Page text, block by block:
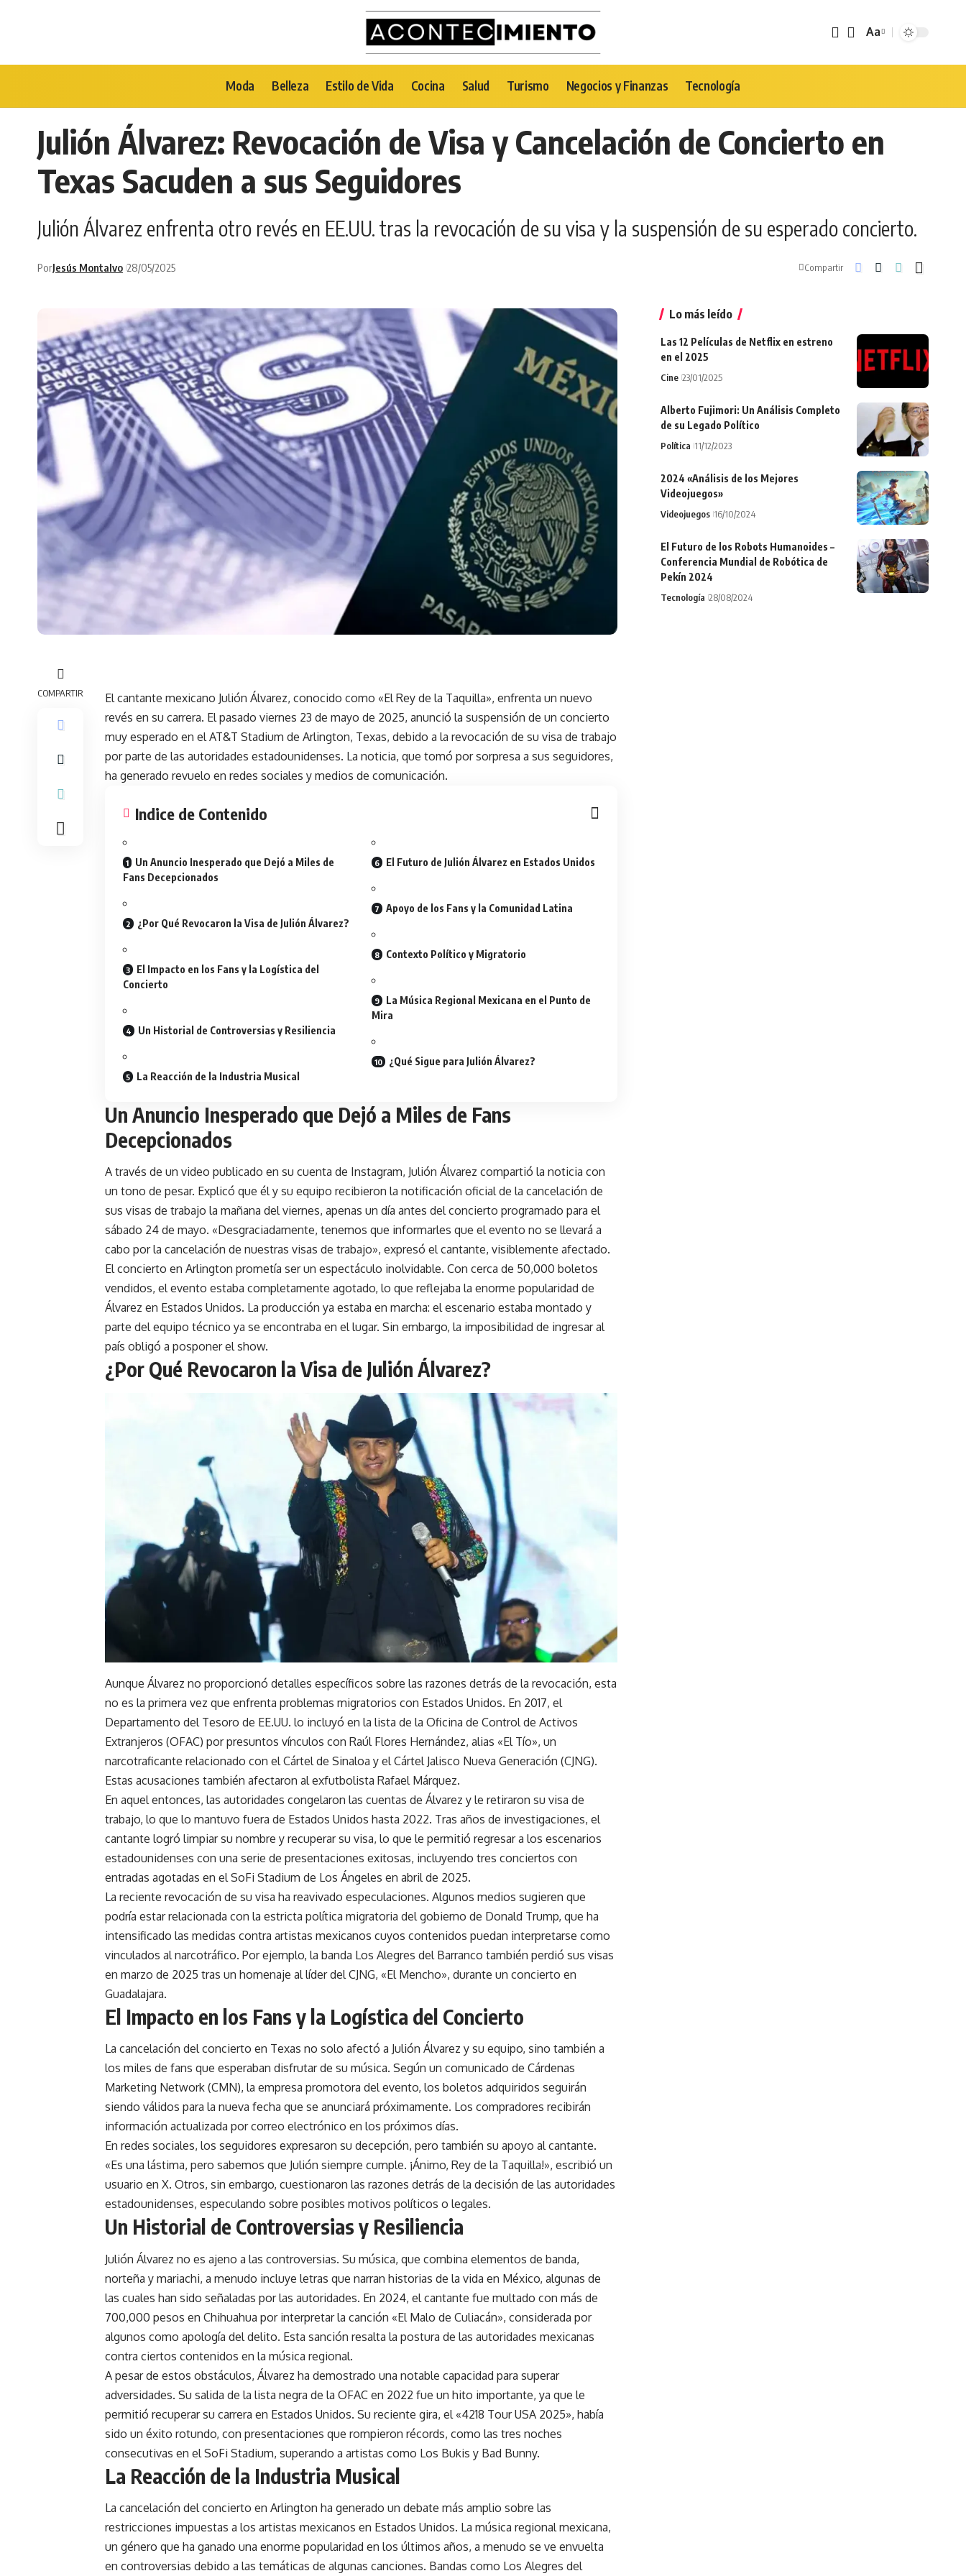
Tamaño
Aa
Moda Belleza Estilo de Vida Cocina Salud Turismo Negocios y Finanzas Tecnología
Julión Álvarez: Revocación de Visa y Cancelación de Concierto en
Texas Sacuden a sus Seguidores
Julión Álvarez enfrenta otro revés en EE.UU. tras la revocación de su visa y la suspensión de su esperado concierto.
PorJesús Montalvo 28/05/2025 Compartir
COMPARTIR
El cantante mexicano Julión Álvarez, conocido como «El Rey de la Taquilla», enfrenta un nuevo
revés en su carrera. El pasado viernes 23 de mayo de 2025, anunció la suspensión de un concierto
muy esperado en el AT&T Stadium de Arlington, Texas, debido a la revocación de su visa de trabajo
por parte de las autoridades estadounidenses. La noticia, que tomó por sorpresa a sus seguidores,
ha generado revuelo en redes sociales y medios de comunicación.
Indice de Contenido
Un Anuncio Inesperado que Dejó a Miles de
Fans Decepcionados
¿Por Qué Revocaron la Visa de Julión Álvarez?
El Impacto en los Fans y la Logística del
Concierto
Un Historial de Controversias y Resiliencia
La Reacción de la Industria Musical
El Futuro de Julión Álvarez en Estados Unidos
Apoyo de los Fans y la Comunidad Latina
Contexto Político y Migratorio
La Música Regional Mexicana en el Punto de
Mira
¿Qué Sigue para Julión Álvarez?
Un Anuncio Inesperado que Dejó a Miles de Fans
Decepcionados
A través de un video publicado en su cuenta de Instagram, Julión Álvarez compartió la noticia con
un tono de pesar. Explicó que él y su equipo recibieron la notificación oficial de la cancelación de
sus visas de trabajo la mañana del viernes, apenas un día antes del concierto programado para el
sábado 24 de mayo. «Desgraciadamente, tenemos que informarles que el evento no se llevará a
cabo por la cancelación de nuestras visas de trabajo», expresó el cantante, visiblemente afectado.
El concierto en Arlington prometía ser un espectáculo inolvidable. Con cerca de 50,000 boletos
vendidos, el evento estaba completamente agotado, lo que reflejaba la enorme popularidad de
Álvarez en Estados Unidos. La producción ya estaba en marcha: el escenario estaba montado y
parte del equipo técnico ya se encontraba en el lugar. Sin embargo, la imposibilidad de ingresar al
país obligó a posponer el show.
¿Por Qué Revocaron la Visa de Julión Álvarez?
Aunque Álvarez no proporcionó detalles específicos sobre las razones detrás de la revocación, esta
no es la primera vez que enfrenta problemas migratorios con Estados Unidos. En 2017, el
Departamento del Tesoro de EE.UU. lo incluyó en la lista de la Oficina de Control de Activos
Extranjeros (OFAC) por presuntos vínculos con Raúl Flores Hernández, alias «El Tío», un
narcotraficante relacionado con el Cártel de Sinaloa y el Cártel Jalisco Nueva Generación (CJNG).
Estas acusaciones también afectaron al exfutbolista Rafael Márquez.
En aquel entonces, las autoridades congelaron las cuentas de Álvarez y le retiraron su visa de
trabajo, lo que lo mantuvo fuera de Estados Unidos hasta 2022. Tras años de investigaciones, el
cantante logró limpiar su nombre y recuperar su visa, lo que le permitió regresar a los escenarios
estadounidenses con una serie de presentaciones exitosas, incluyendo tres conciertos con
entradas agotadas en el SoFi Stadium de Los Ángeles en abril de 2025.
La reciente revocación de su visa ha reavivado especulaciones. Algunos medios sugieren que
podría estar relacionada con la estricta política migratoria del gobierno de Donald Trump, que ha
intensificado las medidas contra artistas mexicanos cuyos contenidos puedan interpretarse como
vinculados al narcotráfico. Por ejemplo, la banda Los Alegres del Barranco también perdió sus visas
en marzo de 2025 tras un homenaje al líder del CJNG, «El Mencho», durante un concierto en
Guadalajara.
El Impacto en los Fans y la Logística del Concierto
La cancelación del concierto en Texas no solo afectó a Julión Álvarez y su equipo, sino también a
los miles de fans que esperaban disfrutar de su música. Según un comunicado de Cárdenas
Marketing Network (CMN), la empresa promotora del evento, los boletos adquiridos seguirán
siendo válidos para la nueva fecha que se anunciará próximamente. Los compradores recibirán
información actualizada por correo electrónico en los próximos días.
En redes sociales, los seguidores expresaron su decepción, pero también su apoyo al cantante.
«Es una lástima, pero sabemos que Julión siempre cumple. ¡Ánimo, Rey de la Taquilla!», escribió un
usuario en X. Otros, sin embargo, cuestionaron las razones detrás de la decisión de las autoridades
estadounidenses, especulando sobre posibles motivos políticos o legales.
Un Historial de Controversias y Resiliencia
Julión Álvarez no es ajeno a las controversias. Su música, que combina elementos de banda,
norteña y mariachi, a menudo incluye letras que narran historias de la vida en México, algunas de
las cuales han sido señaladas por las autoridades. En 2024, el cantante fue multado con más de
700,000 pesos en Chihuahua por interpretar la canción «El Malo de Culiacán», considerada por
algunos como apología del delito. Esta sanción resalta la postura de las autoridades mexicanas
contra ciertos contenidos en la música regional.
A pesar de estos obstáculos, Álvarez ha demostrado una notable capacidad para superar
adversidades. Su salida de la lista negra de la OFAC en 2022 fue un hito importante, ya que le
permitió recuperar su carrera en Estados Unidos. Su reciente gira, el «4218 Tour USA 2025», había
sido un éxito rotundo, con presentaciones que rompieron récords, como las tres noches
consecutivas en el SoFi Stadium, superando a artistas como Los Bukis y Bad Bunny.
La Reacción de la Industria Musical
La cancelación del concierto en Arlington ha generado un debate más amplio sobre las
restricciones impuestas a los artistas mexicanos en Estados Unidos. La música regional mexicana,
un género que ha ganado una enorme popularidad en los últimos años, a menudo se ve envuelta
en controversias debido a las temáticas de algunas canciones. Bandas como Los Alegres del
Lo más leído
Las 12 Películas de Netflix en estreno
en el 2025
Cine 23/01/2025
Alberto Fujimori: Un Análisis Completo
de su Legado Político
Política 11/12/2023
2024 «Análisis de los Mejores
Videojuegos»
Videojuegos 16/10/2024
El Futuro de los Robots Humanoides –
Conferencia Mundial de Robótica de
Pekín 2024
Tecnología 28/08/2024